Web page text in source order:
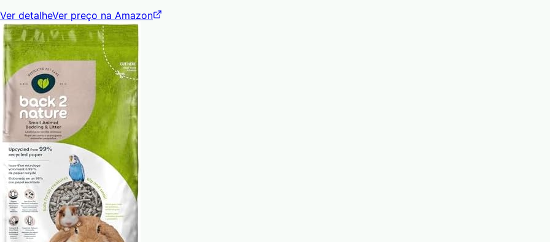
Ver detalheVer preço na Amazon